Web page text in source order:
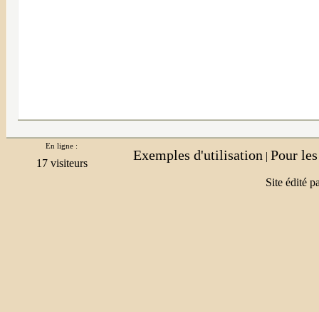
En ligne :
Exemples d'utilisation | Pour
Site édité